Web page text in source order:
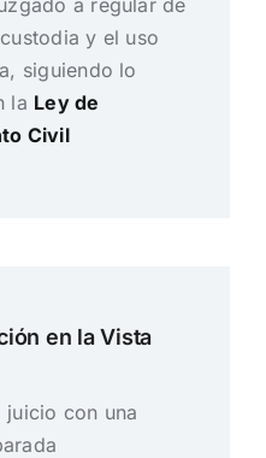
y el uso
siguiendo lo
la Ley de
Civil
en la Vista
juicio con una